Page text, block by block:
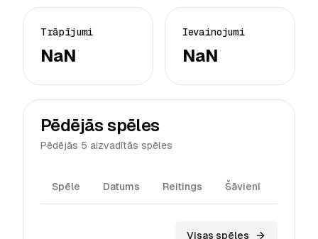
Trāpījumi
NaN
Ievainojumi
NaN
Pēdējās spēles
Pēdējās 5 aizvadītās spēles
Spēle Datums Reitings Šāvieni
Visas spēles